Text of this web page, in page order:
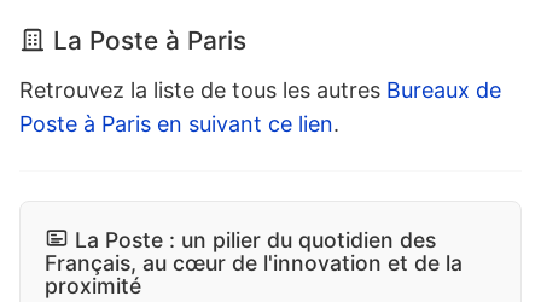
La Poste à Paris
Retrouvez la liste de tous les autres Bureaux de
Poste à Paris en suivant ce lien.
La Poste : un pilier du quotidien des
Français, au cœur de l'innovation et de la
proximité